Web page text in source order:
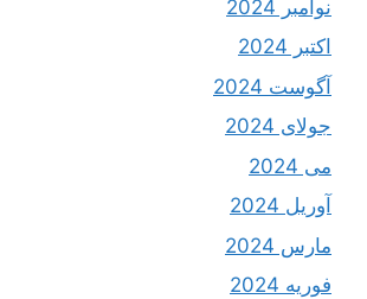
نوامبر 2024
اکتبر 2024
آگوست 2024
جولای 2024
می 2024
آوریل 2024
مارس 2024
فوریه 2024